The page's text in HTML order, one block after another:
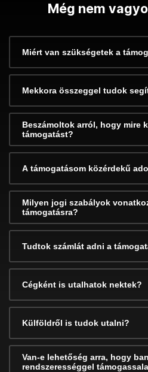
Még nem
Miért van szükségetek a
Mekkora összeggel tudok
Beszámoltok arról, hogy mire
támogatást?
A támogatásom közérdekű
Milyen jogi szabályok
támogatásra?
Tudtok számlát adni a
Cégként is utalhatok nektek?
Külföldről is tudok utalni?
Van-e lehetőség arra, hogy
rendszerességgel